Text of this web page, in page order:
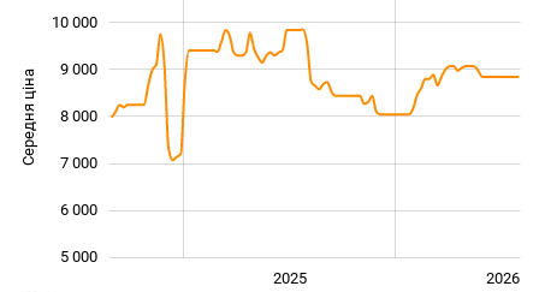
Середня ціна 10 000
5 000
6 000
7 000
8 000
9 000
10 000
2025 2026